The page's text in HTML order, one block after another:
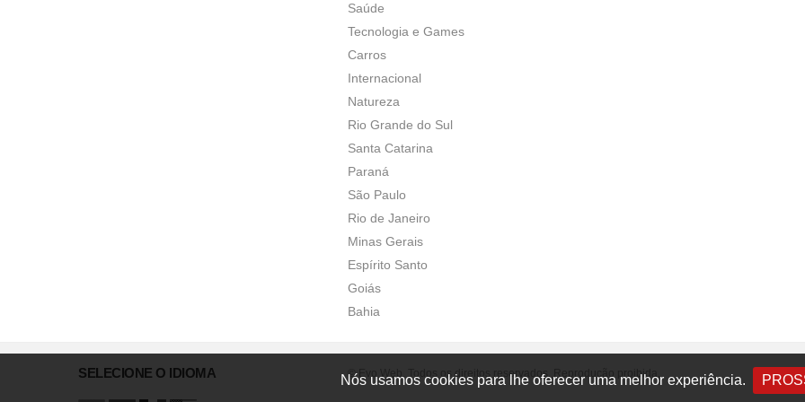
Nós usamos cookies para lhe oferecer uma melhor experiência.
Saúde
Tecnologia e Games
Carros
Internacional
Natureza
Rio Grande do Sul
Santa Catarina
Paraná
São Paulo
Rio de Janeiro
Minas Gerais
Espírito Santo
Goiás
Bahia
SELECIONE O IDIOMA © Evo Web. Todos os direitos reservados. Reprodução proibida.